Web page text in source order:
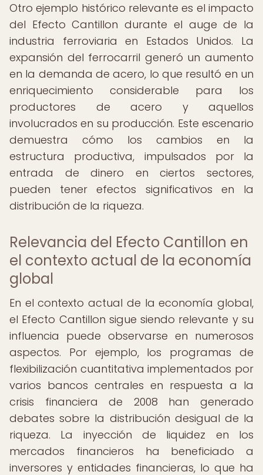
Otro ejemplo histórico relevante es el impacto
del Efecto Cantillon durante el auge de la
industria ferroviaria en Estados Unidos. La
expansión del ferrocarril generó un aumento
en la demanda de acero, lo que resultó en un
enriquecimiento considerable para los
productores de acero y aquellos
involucrados en su producción. Este escenario
demuestra cómo los cambios en la
estructura productiva, impulsados por la
entrada de dinero en ciertos sectores,
pueden tener efectos significativos en la
distribución de la riqueza.
Relevancia del Efecto Cantillon en
el contexto actual de la economía
global
En el contexto actual de la economía global,
el Efecto Cantillon sigue siendo relevante y su
influencia puede observarse en numerosos
aspectos. Por ejemplo, los programas de
flexibilización cuantitativa implementados por
varios bancos centrales en respuesta a la
crisis financiera de 2008 han generado
debates sobre la distribución desigual de la
riqueza. La inyección de liquidez en los
mercados financieros ha beneficiado a
inversores y entidades financieras, lo que ha